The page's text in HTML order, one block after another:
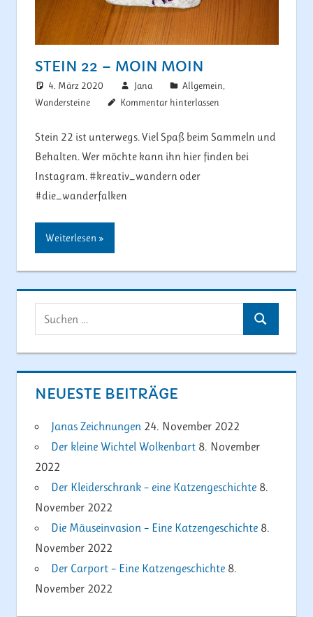
STEIN 22 – MOIN MOIN
4. März 2020 Jana Allgemein
Wandersteine
Kommentar hinterlassen
Stein 22 ist unterwegs. Viel Spaß beim Sammeln und
Behalten. Wer möchte kann ihn hier finden bei
Instagram. #kreativ_wandern oder
#die_wanderfalken
Weiterlesen
Suchen
nach:
Suchen
NEUESTE BEITRÄGE
Janas Zeichnungen 24. November 2022
Der kleine Wichtel Wolkenbart 8. November
2022
Der Kleiderschrank – eine Katzengeschichte 8.
November 2022
Die Mäuseinvasion – Eine Katzengeschichte 8.
November 2022
Der Carport – Eine Katzengeschichte 8.
November 2022